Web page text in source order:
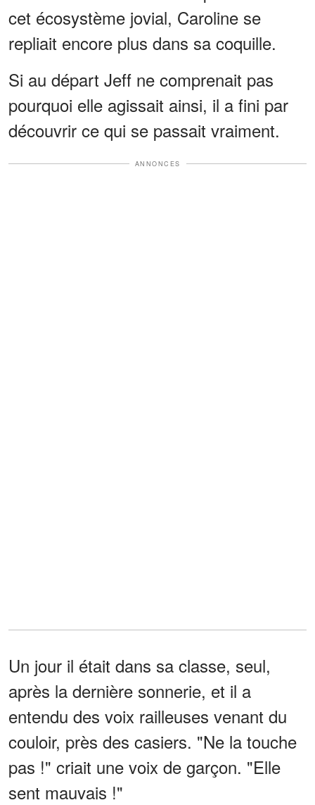
cet écosystème jovial, Caroline se
repliait encore plus dans sa coquille.
Si au départ Jeff ne comprenait pas
pourquoi elle agissait ainsi, il a fini par
découvrir ce qui se passait vraiment.
ANNONCES
Un jour il était dans sa classe, seul,
après la dernière sonnerie, et il a
entendu des voix railleuses venant du
couloir, près des casiers. "Ne la touche
pas !" criait une voix de garçon. "Elle
sent mauvais !"